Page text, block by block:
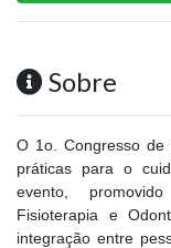
Sobre
O 1o. Congresso de
práticas para o
evento,
Fisioterapia e
integração entre